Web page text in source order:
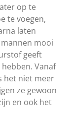
op te
te voegen,
laten
mooi
geeft
Vanaf
het niet meer
ze gewoon
en ook het